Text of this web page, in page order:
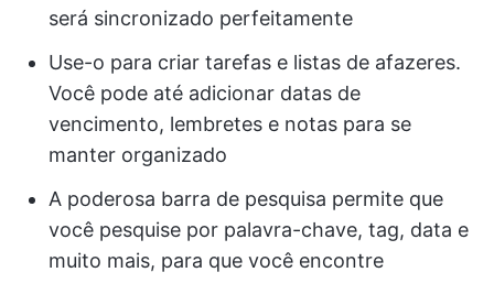
será sincronizado perfeitamente
Use-o para criar tarefas e listas de afazeres.
Você pode até adicionar datas de
vencimento, lembretes e notas para se
manter organizado
A poderosa barra de pesquisa permite que
você pesquise por palavra-chave, tag, data e
muito mais, para que você encontre